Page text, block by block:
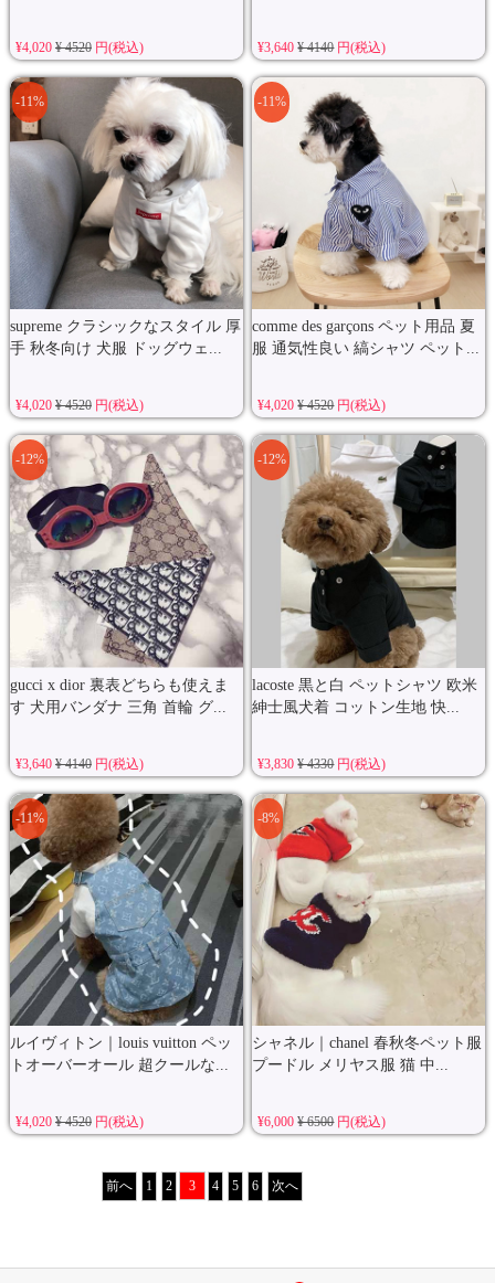
¥4,020 ¥ 4520円(税込) ¥3,640¥ 4140円(税込)
supreme クラシックなスタイル 厚
手 秋冬向け 犬服 ドッグウェ...
-11%
¥4,020 ¥ 4520円(税込)
comme des garçons ペット用品 夏
服 通気性良い 縞シャツ ペット...
-11%
¥4,020¥ 4520円(税込)
gucci x dior 裏表どちらも使えま
す 犬用バンダナ 三角 首輪 グ...
-12%
¥3,640 ¥ 4140円(税込)
lacoste 黒と白 ペットシャツ 欧米
紳士風犬着 コットン生地 快...
-12%
¥3,830¥ 4330円(税込)
ルイヴィトン｜louis vuitton ペッ
トオーバーオール 超クールな...
-11%
¥4,020 ¥ 4520円(税込)
シャネル｜chanel 春秋冬ペット服
プードル メリヤス服 猫 中...
-8%
¥6,000¥ 6500円(税込)
前へ 1 2 3 4 5 6 次へ